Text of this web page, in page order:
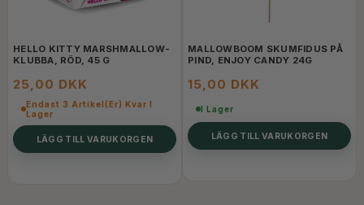
HELLO KITTY MARSHMALLOW-
KLUBBA, RÖD, 45 G
25,00 DKK
Endast 3 Artikel(er) Kvar I
Lager
LÄGG TILL VARUKORGEN
MALLOWBOOM SKUMFIDUS PÅ
PIND, ENJOY CANDY 24G
15,00 DKK
I Lager
LÄGG TILL VARUKORGEN